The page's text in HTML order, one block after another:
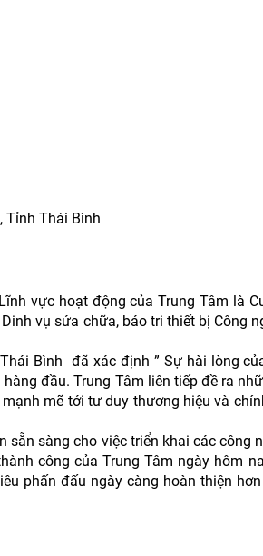
Tỉnh Thái Bình
vực hoạt động của Trung Tâm là
vụ sứa chữa, báo tri thiết bị Công
Bình đã xác định ” Sự hài lòng
đầu. Trung Tâm liên tiếp đề ra
mẽ tới tư duy thương hiệu và
sàng cho việc triển khai các công
công của Trung Tâm ngày hôm
phấn đấu ngày càng hoàn thiện